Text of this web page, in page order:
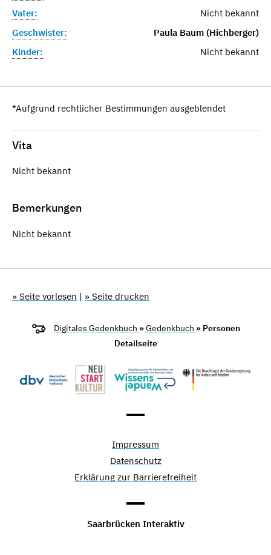
Vater:
Nicht bekannt
Geschwister:
Paula Baum (Hichberger)
Kinder:
Nicht bekannt
*Aufgrund rechtlicher Bestimmungen ausgeblendet
Vita
Nicht bekannt
Bemerkungen
Nicht bekannt
» Seite vorlesen | » Seite drucken
Digitales Gedenkbuch »Gedenkbuch » Personen
Detailseite
Impressum
Datenschutz
Erklärung zur Barrierefreiheit
Saarbrücken Interaktiv